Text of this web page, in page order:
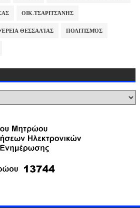
ΟΙΚ.ΤΣΑΡΙΤΣΆΝΗΣ
ΘΕΣΣΑΛΊΑΣ ΠΟΛΙΤΙΣΜΌΣ